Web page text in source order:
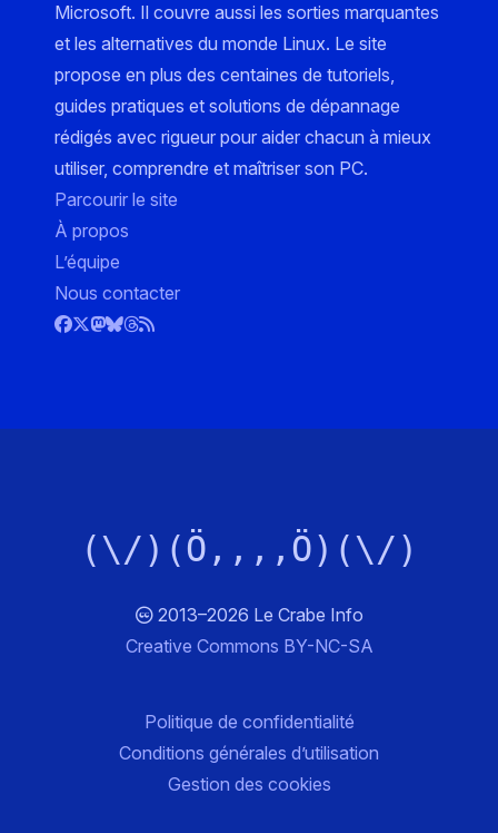
Microsoft. Il couvre aussi les sorties marquantes
et les alternatives du monde Linux. Le site
propose en plus des centaines de tutoriels,
guides pratiques et solutions de dépannage
rédigés avec rigueur pour aider chacun à mieux
utiliser, comprendre et maîtriser son PC.
Parcourir le site
À propos
L’équipe
Nous contacter
(\/)(Ö,,,,Ö)(\/)
2013–2026 Le Crabe Info
Creative Commons BY-NC-SA
Politique de confidentialité
Conditions générales d’utilisation
Gestion des cookies